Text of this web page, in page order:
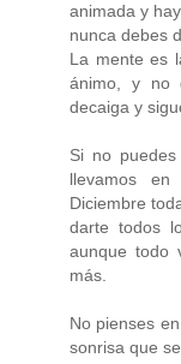
animada y
nunca debes
La mente es
ánimo, y no
decaiga y
Si no
llevamos
Diciembre
darte todos
aunque todo
más.
No pienses
sonrisa que